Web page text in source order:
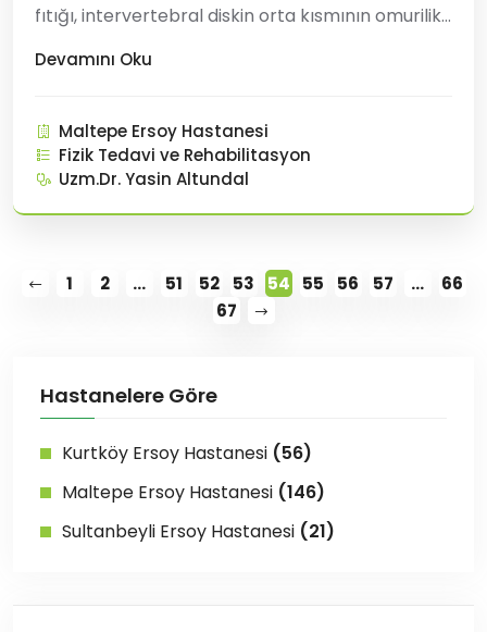
fıtığı, intervertebral diskin orta kısmının omurilik
kanalına doğru çıkıntı yaptığı bir durumdur. Bu
nedeniyle oluşur ve bu da daha yumuşak
malzemenin he
Devamını Oku
Maltepe Ersoy Hastanesi
Fizik Tedavi ve Rehabilitasyon
Uzm.Dr. Yasin Altundal
1 2 ... 51 52 53 54 55 56 57 ...
66
67
Hastanelere Göre
Kurtköy Ersoy Hastanesi (56)
Maltepe Ersoy Hastanesi (146)
Sultanbeyli Ersoy Hastanesi (21)